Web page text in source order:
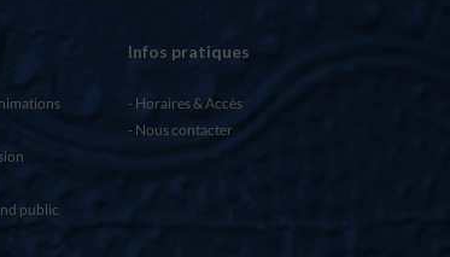
public
Infos pratiques
Horaires & Accès
Nous contacter